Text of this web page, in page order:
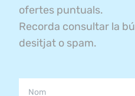
ofertes puntuals.
Recorda consultar la
desitjat o spam.